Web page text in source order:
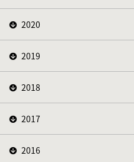
2020
2019
2018
2017
2016